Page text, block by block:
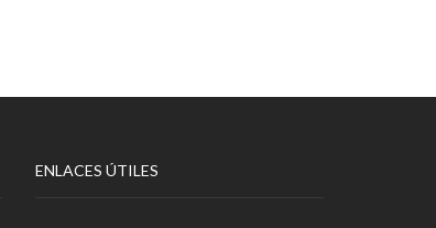
ENLACES ÚTILES